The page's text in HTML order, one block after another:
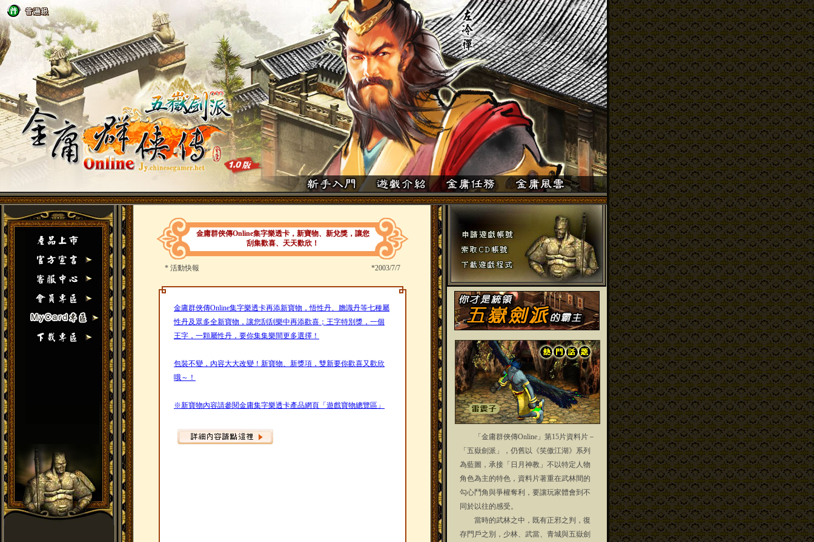
金庸群俠傳Online集字樂透卡，新寶物、新兌獎，讓您
刮集歡喜、天天歡欣！
* 活動快報 *2003/7/7
金庸群俠傳Online集字樂透卡再添新寶物，悟性丹、膽識丹等七種屬
性丹及眾多全新寶物，讓您刮刮樂中再添歡喜；王字特別獎，一個
王字，一顆屬性丹，要你集集樂間更多選擇！
包裝不變，內容大大改變！新寶物、新獎項，雙新要你歡喜又歡欣
哦～！
※新寶物內容請參閱金庸集字樂透卡產品網頁「遊戲寶物總覽區」
「金庸群俠傳Online」第15片資料片－
「五嶽劍派」，仍舊以《笑傲江湖》系列
為藍圖，承接「日月神教」不以特定人物
角色為主的特色，資料片著重在武林間的
勾心鬥角與爭權奪利，要讓玩家體會到不
同於以往的感受。
當時的武林之中，既有正邪之判，復
存門戶之別，少林、武當、青城與五嶽劍